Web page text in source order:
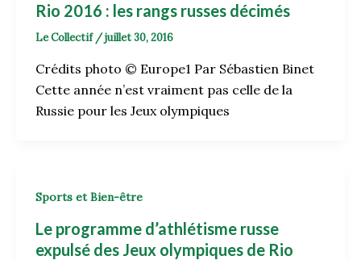
Rio 2016 : les rangs russes décimés
Le Collectif /juillet 30, 2016
Crédits photo © Europe1 Par Sébastien Binet
Cette année n’est vraiment pas celle de la
Russie pour les Jeux olympiques
Sports et Bien-être
Le programme d’athlétisme russe
expulsé des Jeux olympiques de Rio